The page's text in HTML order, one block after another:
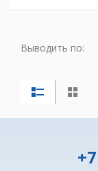
Выводить по: